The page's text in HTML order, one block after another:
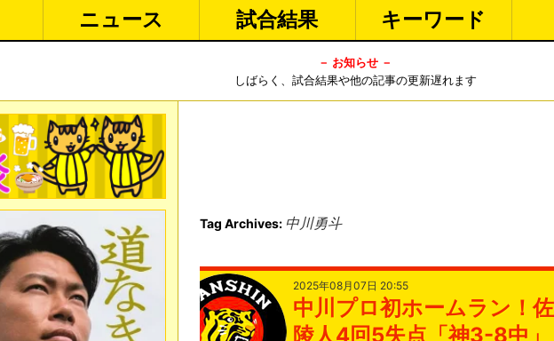
ニュース 試合結果 キーワード
－ お知らせ －
しばらく、試合結果や他の記事の更新遅れます
Tag Archives: 中川勇斗
2025年08月07日 20:55
中川プロ初ホームラン！
陵人4回5失点「神3-8中」